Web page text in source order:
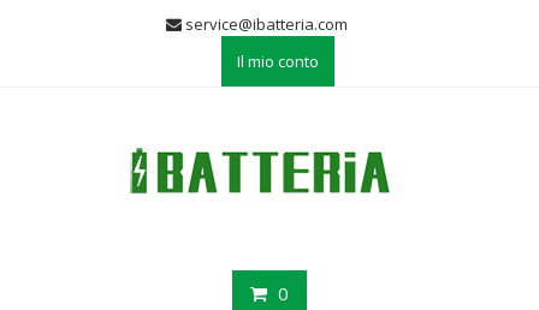
service@ibatteria.com
Il mio conto
0